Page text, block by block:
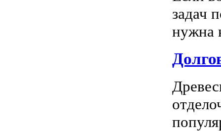
задач
нужна